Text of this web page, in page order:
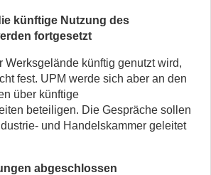
künftige Nutzung des
fortgesetzt
Werksgelände künftig genutzt wird,
fest. UPM werde sich aber an den
über künftige
beteiligen. Die Gespräche sollen
und Handelskammer geleitet
abgeschlossen